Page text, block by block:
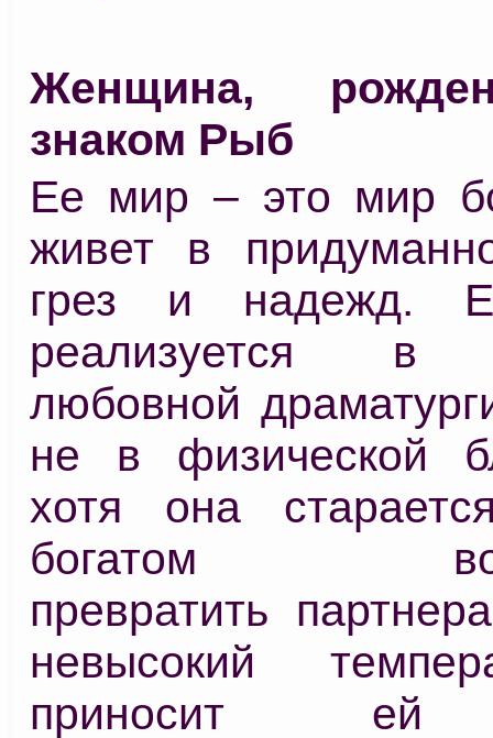
Женщина,
знаком Рыб
Ее мир – это мир
живет в
грез и надежд.
реализуется в
любовной
не в физической
хотя она
богатом
превратить
невысокий
приносит ей